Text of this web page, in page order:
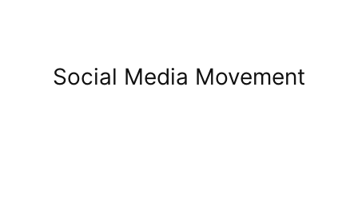
Social Media Movement